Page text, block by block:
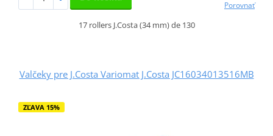
Porovnať
17 rollers J.Costa (34 mm) de 130
Valčeky pre J.Costa Variomat J.Costa JC16034013516MB
ZĽAVA 15%